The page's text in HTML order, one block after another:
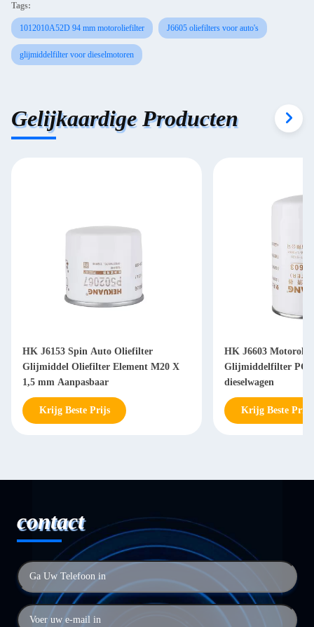
Tags:
1012010A52D 94 mm motoroliefilter J6605 oliefilters voor auto's
glijmiddelfilter voor dieselmotoren
Gelijkaardige Producten
HK J6153 Spin Auto Oliefilter
Glijmiddel Oliefilter Element M20 X
1,5 mm Aanpasbaar
Krijg Beste Prijs
HK J6603
Glijmiddelfilter
dieselwagen
Krijg Beste Prijs
contact